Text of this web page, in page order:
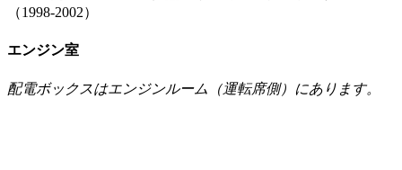
エンジン室
配電ボックスはエンジンルーム（運転席側）にあります。